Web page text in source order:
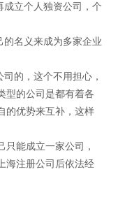
立个人独资公司，个
名义来成为多家企业
的，这个不用担心，
型的公司是都有着各
的优势来互补，这样
能成立一家公司，
海注册公司后依法经